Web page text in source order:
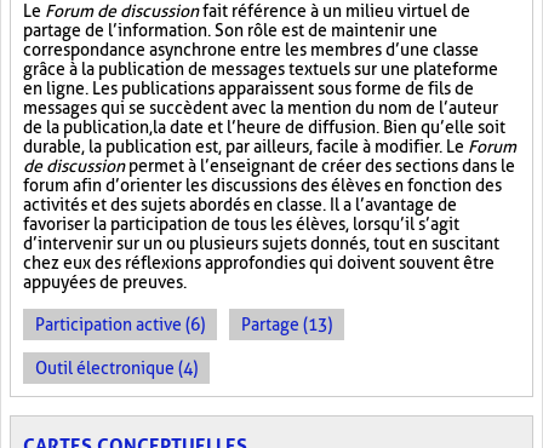
Le Forum de discussionfait référence à un milieu virtuel de
partage de l’information. Son rôle est de maintenir une
correspondance asynchrone entre les membres d’une classe
grâce à la publication de messages textuels sur une plateforme
en ligne. Les publications apparaissent sous forme de fils de
messages qui se succèdent avec la mention du nom de l’auteur
de la publication, la date et l’heure de diffusion. Bien qu’elle soit
durable, la publication est, par ailleurs, facile à modifier. Le Forum
de discussionpermet à l’enseignant de créer des sections dans le
forum afin d’orienter les discussions des élèves en fonction des
activités et des sujets abordés en classe. Il a l’avantage de
favoriser la participation de tous les élèves, lorsqu’il s’agit
d’intervenir sur un ou plusieurs sujets donnés, tout en suscitant
chez eux des réflexions approfondies qui doivent souvent être
appuyées de preuves.
Participation active (6) Partage (13)
Outil électronique (4)